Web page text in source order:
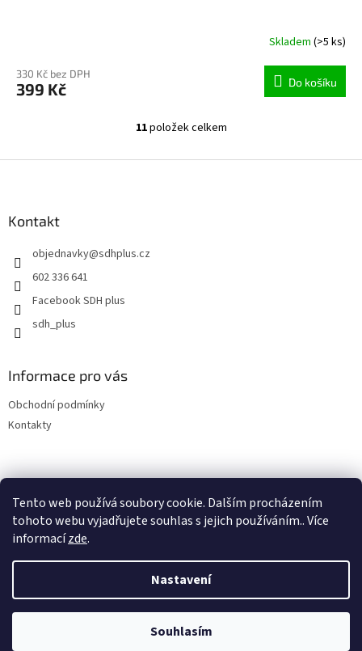
Tento web používá soubory cookie. Dalším procházením
tohoto webu vyjadřujete souhlas s jejich používáním.. Více
informacízde.
Nastavení
Souhlasím
Skladem (>5 ks)
330 Kč bez DPH
399 Kč Do košíku
O
l
11položek celkem
Kontakt
objednavky@sdhplus.cz
602 336 641
Facebook SDH plus
sdh_plus
Informace pro vás
Obchodní podmínky
Kontakty
Copyright 2026SDH plus vše pro hasiče a záchranáře. Všechna
práva vyhrazena.